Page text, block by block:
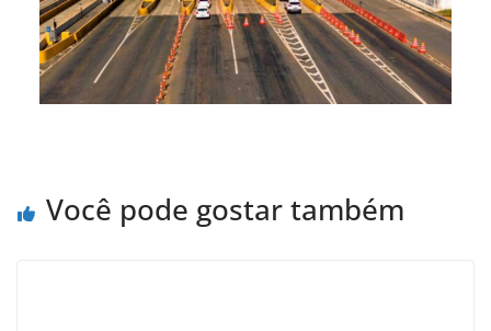
Você pode gostar também